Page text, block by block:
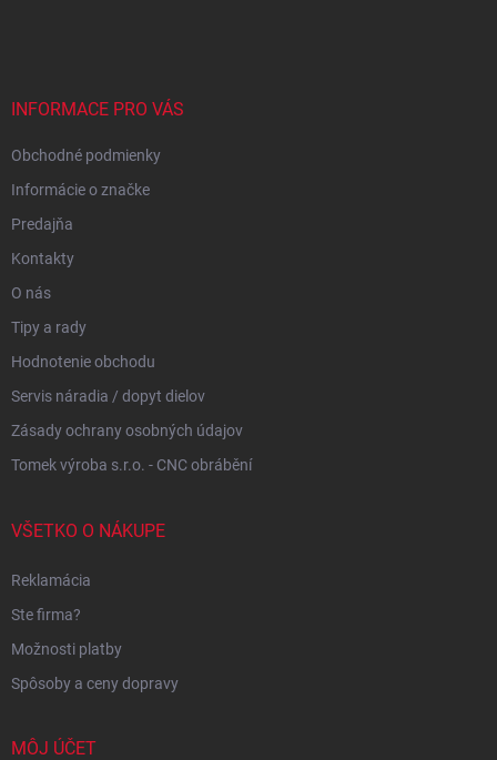
INFORMACE PRO VÁS
Obchodné podmienky
Informácie o značke
Predajňa
Kontakty
O nás
Tipy a rady
Hodnotenie obchodu
Servis náradia / dopyt dielov
Zásady ochrany osobných údajov
Tomek výroba s.r.o. - CNC obrábění
VŠETKO O NÁKUPE
Reklamácia
Ste firma?
Možnosti platby
Spôsoby a ceny dopravy
MÔJ ÚČET